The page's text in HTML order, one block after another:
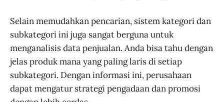
Selain memudahkan pencarian, sistem kategori dan
subkategori ini juga sangat berguna untuk
menganalisis data penjualan. Anda bisa tahu dengan
jelas produk mana yang paling laris di setiap
subkategori. Dengan informasi ini, perusahaan
dapat mengatur strategi pengadaan dan promosi